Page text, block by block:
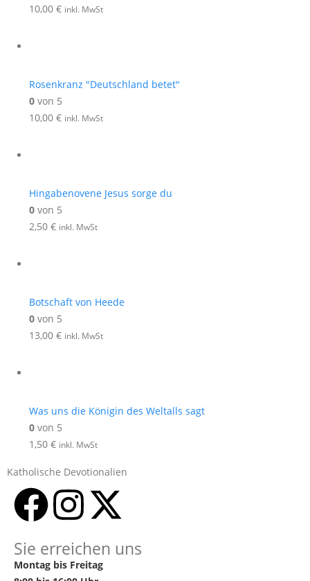
10,00 € inkl. MwSt
Rosenkranz "Deutschland betet"
0 von 5
10,00 € inkl. MwSt
Hingabenovene Jesus sorge du
0 von 5
2,50 € inkl. MwSt
Botschaft von Heede
0 von 5
13,00 € inkl. MwSt
Was uns die Königin des Weltalls sagt
0 von 5
1,50 € inkl. MwSt
Katholische Devotionalien
Sie erreichen uns
Montag bis Freitag